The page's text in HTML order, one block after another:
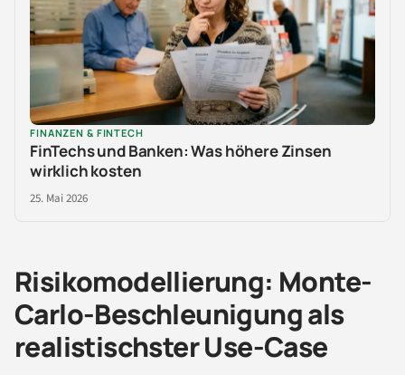
FINANZEN & FINTECH
FinTechs und Banken: Was höhere Zinsen
wirklich kosten
25. Mai 2026
Risikomodellierung: Monte-
Carlo-Beschleunigung als
realistischster Use-Case